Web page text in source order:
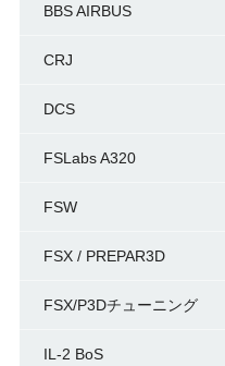
BBS AIRBUS
CRJ
DCS
FSLabs A320
FSW
FSX / PREPAR3D
FSX/P3Dチューニング
IL-2 BoS